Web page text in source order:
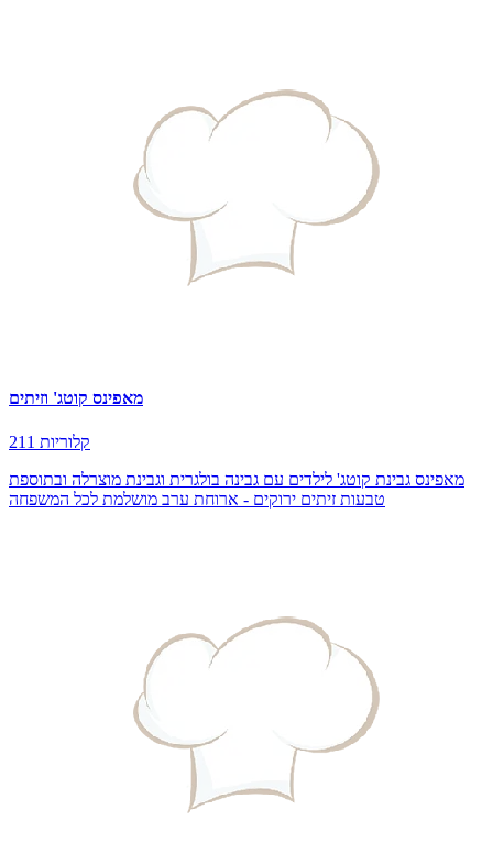
מאפינס קוטג' וזיתים
211 קלוריות
מאפינס גבינת קוטג' לילדים עם גבינה בולגרית וגבינת מוצרלה ובתוספת
טבעות זיתים ירוקים - ארוחת ערב מושלמת לכל המשפחה